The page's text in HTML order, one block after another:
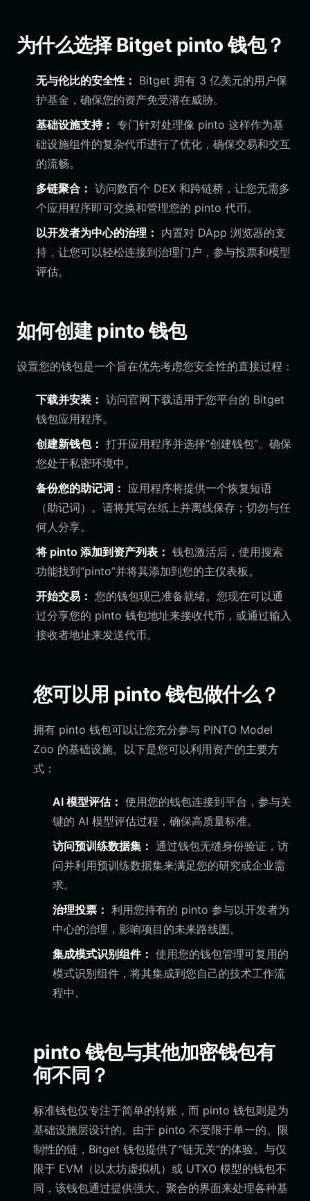
为什么选择 Bitget pinto 钱包？
无与伦比的安全性： Bitget 拥有 3 亿美元的用户保
护基金，确保您的资产免受潜在威胁。
基础设施支持： 专门针对处理像 pinto 这样作为基
础设施组件的复杂代币进行了优化，确保交易和交互
的流畅。
多链聚合： 访问数百个 DEX 和跨链桥，让您无需多
个应用程序即可交换和管理您的 pinto 代币。
以开发者为中心的治理： 内置对 DApp 浏览器的支
持，让您可以轻松连接到治理门户，参与投票和模型
评估。
如何创建 pinto 钱包
设置您的钱包是一个旨在优先考虑您安全性的直接过程：
下载并安装： 访问官网下载适用于您平台的 Bitget
钱包应用程序。
创建新钱包： 打开应用程序并选择“创建钱包”。确保
您处于私密环境中。
备份您的助记词： 应用程序将提供一个恢复短语
（助记词）。请将其写在纸上并离线保存；切勿与任
何人分享。
将 pinto 添加到资产列表： 钱包激活后，使用搜索
功能找到“pinto”并将其添加到您的主仪表板。
开始交易： 您的钱包现已准备就绪。您现在可以通
过分享您的 pinto 钱包地址来接收代币，或通过输入
接收者地址来发送代币。
您可以用 pinto 钱包做什么？
拥有 pinto 钱包可以让您充分参与 PINTO Model
Zoo 的基础设施。以下是您可以利用资产的主要方
式：
AI 模型评估： 使用您的钱包连接到平台，参与关
键的 AI 模型评估过程，确保高质量标准。
访问预训练数据集： 通过钱包无缝身份验证，访
问并利用预训练数据集来满足您的研究或企业需
求。
治理投票： 利用您持有的 pinto 参与以开发者为
中心的治理，影响项目的未来路线图。
集成模式识别组件： 使用您的钱包管理可复用的
模式识别组件，将其集成到您自己的技术工作流
程中。
pinto 钱包与其他加密钱包有
何不同？
标准钱包仅专注于简单的转账，而 pinto 钱包则是为
基础设施层设计的。由于 pinto 不受限于单一的、限
制性的链，Bitget 钱包提供了“链无关”的体验。与仅
限于 EVM（以太坊虚拟机）或 UTXO 模型的钱包不
同，该钱包通过提供强大、聚合的界面来处理各种基